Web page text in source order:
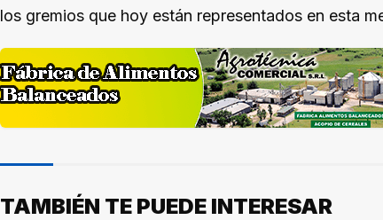
los gremios que hoy están representados en esta
TAMBIÉN TE PUEDE INTERESAR